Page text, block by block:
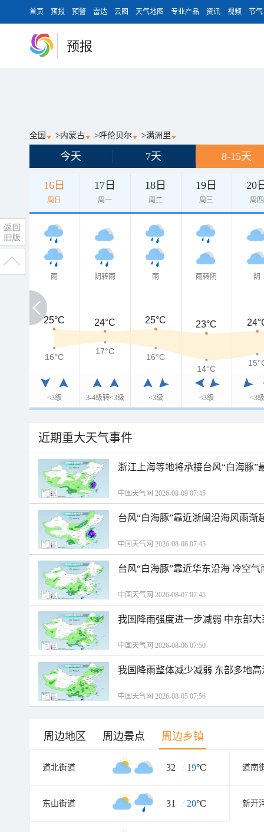
首页 预报 预警 雷达 云图 天气地图 专业产品 资讯 视频 节气
预报
全国 >内蒙古 >呼伦贝尔 >满洲里
今天 7天 8-15天
16日
周日
17日
周一
18日
周二
19日
周三
20
周四
雨
<3级
阴转雨
3-4级转<3级
雨
<3级
雨转阴
<3级
阴
<3级
25°C
25°C 24°C 25°C 23°C
16°C
16°C
17°C
16°C
14°C
近期重大天气事件
浙江上海等地将承接台风“白海豚”
中国天气网 2026-08-09 07:45
台风“白海豚”靠近浙闽沿海风雨渐
中国天气网 2026-08-08 07:45
台风“白海豚”靠近华东沿海 冷空
中国天气网 2026-08-07 07:45
我国降雨强度进一步减弱 中东部
中国天气网 2026-08-06 07:50
我国降雨整体减少减弱 东部多地
中国天气网 2026-08-05 07:56
周边地区 周边景点 周边乡镇
道北街道 32 / 19°C 道南
东山街道 31 / 20°C 新开